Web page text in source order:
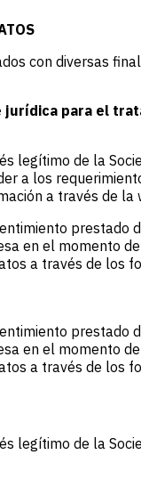
con diversas
jurídica para el
legítimo de la
a los
a través de la
prestado
en el momento
a través de los
prestado
en el momento
a través de los
legítimo de la